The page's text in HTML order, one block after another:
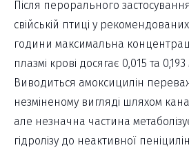
Після перорального
свійській птиці у
години максимальна
плазмі крові досягає 0,015 та
Виводиться амоксицилін
незміненому вигляді шляхом
але незначна частина
гідролізу до неактивної